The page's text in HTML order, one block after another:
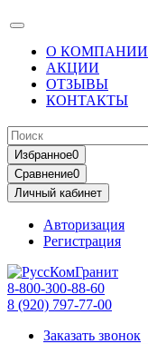
О КОМПАНИИ
АКЦИИ
ОТЗЫВЫ
КОНТАКТЫ
Избранное0
Сравнение0
Личный кабинет
Авторизация
Регистрация
8-800-300-88-60
8 (920) 797-77-00
Заказать звонок